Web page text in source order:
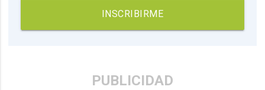
INSCRIBIRME
PUBLICIDAD